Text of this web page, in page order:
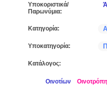
Υποκοριστικά/
Παρωνύμια:
Κατηγορία:
Υποκατηγορία:
Κατάλογος:
Οινοτίων Οινοτρόπη